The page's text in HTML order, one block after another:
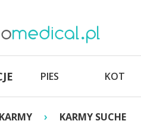
PIES KOT
KARMY › KARMY SUCHE